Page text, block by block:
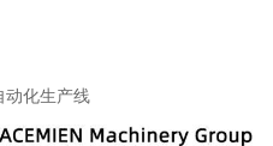
动化生产线